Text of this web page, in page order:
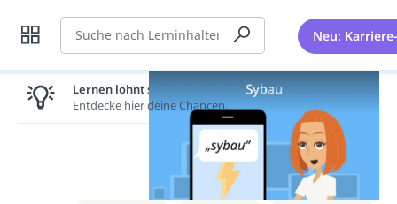
Suche Neu:
Lernen lohnt sich!
Entdecke hier deine Chancen.